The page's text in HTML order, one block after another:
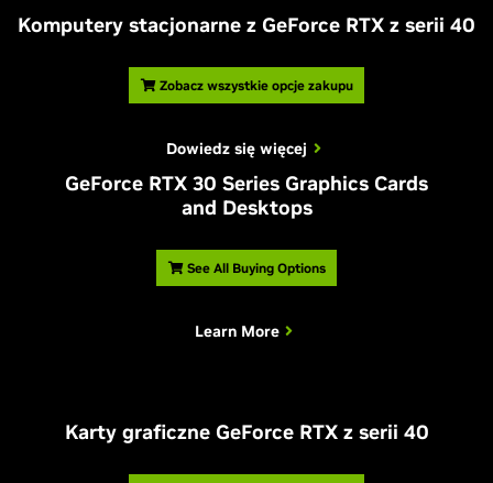
Komputery stacjonarne z GeForce RTX z serii 40
Zobacz wszystkie opcje zakupu
Dowiedz się więcej
GeForce RTX 30 Series Graphics Cards
and Desktops
See All Buying Options
Learn More
Karty graficzne GeForce RTX z serii 40